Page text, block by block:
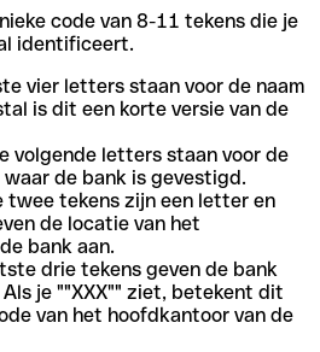
code van 8-11 tekens die je
identificeert.
vier letters staan voor de naam
is dit een korte versie van de
volgende letters staan voor de
waar de bank is gevestigd.
twee tekens zijn een letter en
de locatie van het
bank aan.
drie tekens geven de bank
je ""XXX"" ziet, betekent dit
van het hoofdkantoor van de